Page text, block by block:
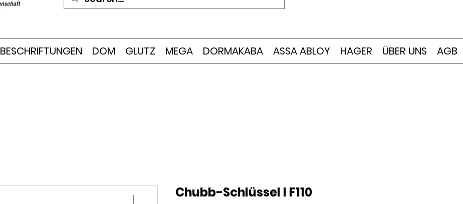
BESCHRIFTUNGEN DOM GLUTZ MEGA DORMAKABA ASSA ABLOY HAGER ÜBER UNS AGB
Chubb-Schlüssel I F110